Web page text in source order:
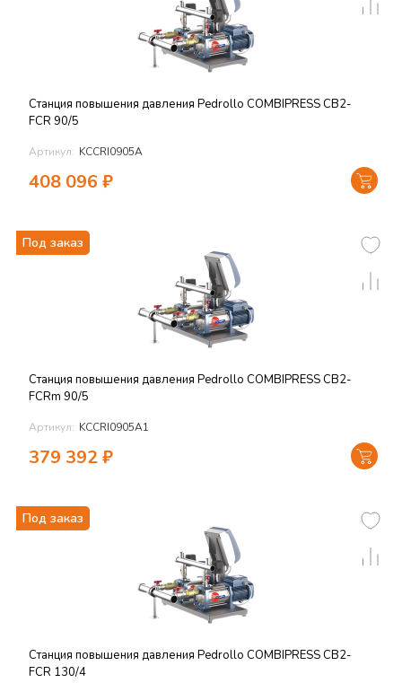
Станция повышения давления Pedrollo COMBIPRESS CB2-
FCR 90/5
Артикул: KCCRI0905A
408 096 ₽
Под заказ
Станция повышения давления Pedrollo COMBIPRESS CB2-
FCRm 90/5
Артикул: KCCRI0905A1
379 392₽
Под заказ
Станция повышения давления Pedrollo COMBIPRESS CB2-
FCR 130/4